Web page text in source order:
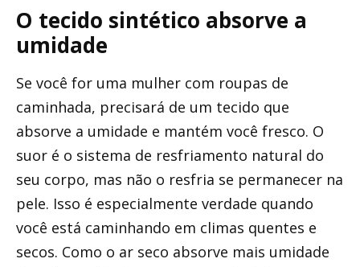
O tecido sintético absorve a
umidade
Se você for uma mulher com roupas de
caminhada, precisará de um tecido que
absorve a umidade e mantém você fresco. O
suor é o sistema de resfriamento natural do
seu corpo, mas não o resfria se permanecer na
pele. Isso é especialmente verdade quando
você está caminhando em climas quentes e
secos. Como o ar seco absorve mais umidade